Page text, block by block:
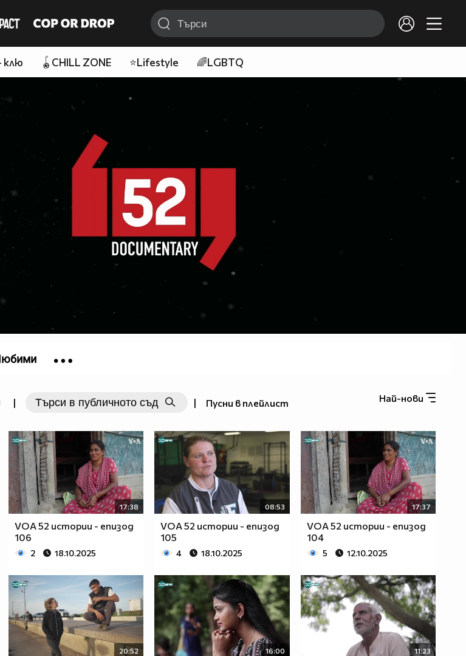
клю 🪀CHILL ZONE ⭐Lifestyle 🌈LGBTQ
Най-нови
| | Пусни в плейлист
17:38
VOA 52 истории - епизод
106
2 18.10.2025
08:53
VOA 52 истории - епизод
105
4 18.10.2025
17:37
VOA 52 истории - епизод
104
5 12.10.2025
20:52 16:00 11:23